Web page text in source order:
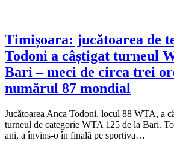
Timișoara: jucătoarea de
Todoni a câștigat turneul
Bari – meci de circa trei
numărul 87 mondial
Jucătoarea Anca Todoni, locul 88 WTA, a
turneul de categorie WTA 125 de la Bari.
ani, a învins-o în finală pe sportiva…